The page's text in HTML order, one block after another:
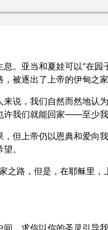
。亚当和夏娃可以“在
被逐出了上帝的伊甸之家
说，我们自然而然地认
许我们就能回家——至少我
但上帝仍以恩典和爱向
。
路，但是，在耶稣里
，求你以你的圣灵引导